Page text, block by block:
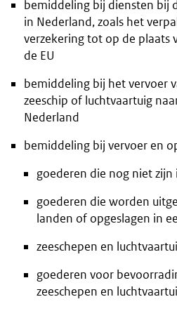
bemiddeling bij diensten bij
in Nederland, zoals het
verzekering tot op de plaats
de EU
bemiddeling bij het vervoer
zeeschip of luchtvaartuig
Nederland
bemiddeling bij vervoer en
goederen die nog niet zijn
goederen die worden
landen of opgeslagen in
zeeschepen en
goederen voor
zeeschepen en